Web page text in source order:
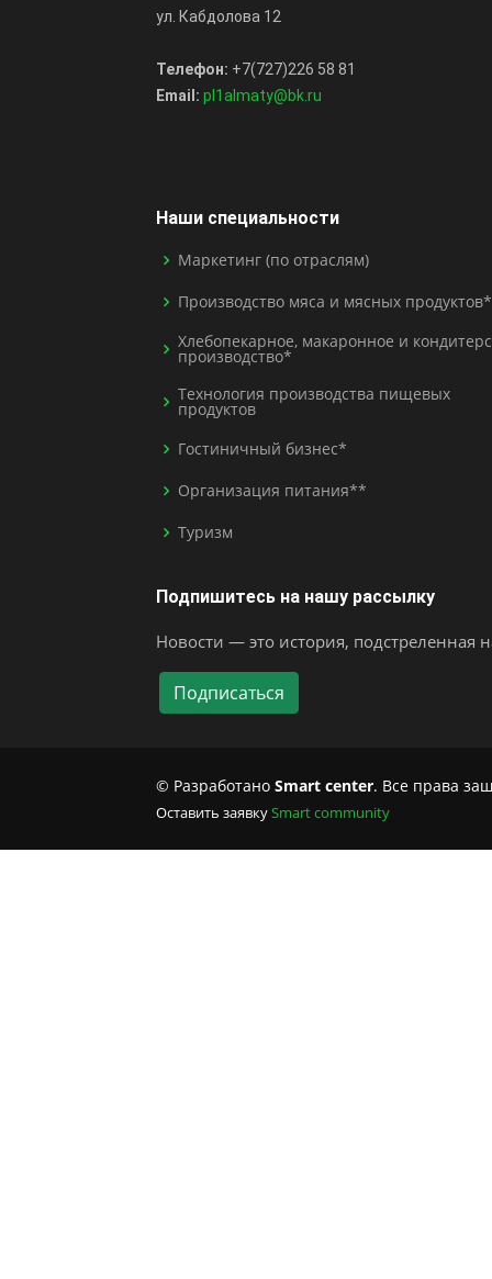
ул. Кабдолова 12
Телефон: +7(727)226 58 81
Email: pl1almaty@bk.ru
Наши специальности
Маркетинг (по отраслям)
Производство мяса и мясных продуктов*
Хлебопекарное, макаронное и
производство*
Технология производства пищевых
продуктов
Гостиничный бизнес*
Организация питания**
Туризм
Подпишитесь на нашу рассылку
Новости — это история, подстреленная
© Разработано Smart center. Все права
Оставить заявкуSmart community